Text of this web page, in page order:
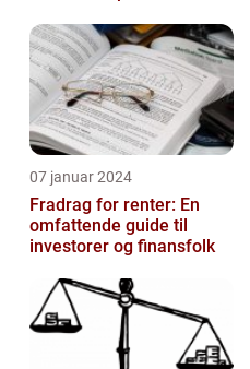
07 januar 2024
Fradrag for renter: En
omfattende guide til
investorer og finansfolk